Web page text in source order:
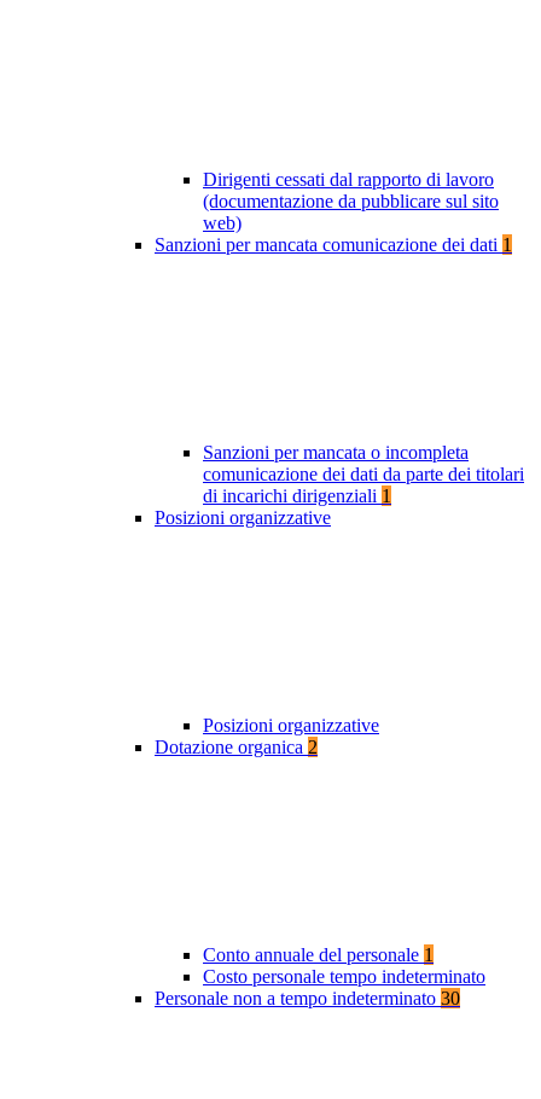
Dirigenti cessati dal rapporto di lavoro
(documentazione da pubblicare sul sito
web)
Sanzioni per mancata comunicazione dei dati 1
Sanzioni per mancata o incompleta
comunicazione dei dati da parte dei titolari
di incarichi dirigenziali 1
Posizioni organizzative
Posizioni organizzative
Dotazione organica 2
Conto annuale del personale 1
Costo personale tempo indeterminato
Personale non a tempo indeterminato 30